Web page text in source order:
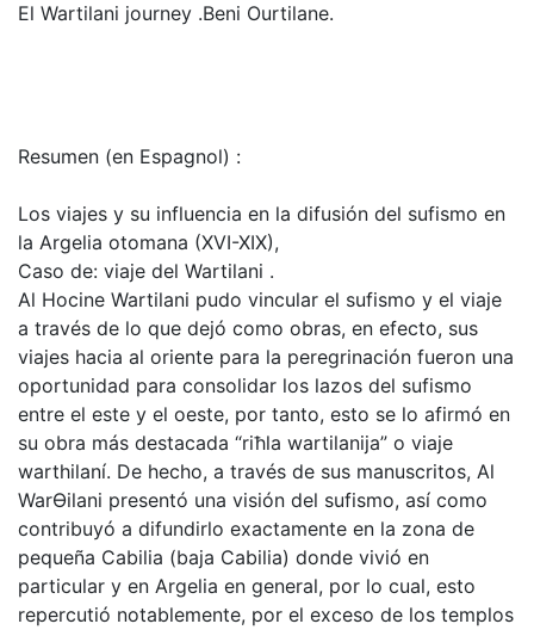
El Wartilani journey .Beni Ourtilane.
Resumen (en Espagnol) :
Los viajes y su influencia en la difusión del sufismo en
la Argelia otomana (XVI-XIX),
Caso de: viaje del Wartilani .
Al Hocine Wartilani pudo vincular el sufismo y el viaje
a través de lo que dejó como obras, en efecto, sus
viajes hacia al oriente para la peregrinación fueron una
oportunidad para consolidar los lazos del sufismo
entre el este y el oeste, por tanto, esto se lo afirmó en
su obra más destacada “riħla wartilanija” o viaje
warthilaní. De hecho, a través de sus manuscritos, Al
WarƟilani presentó una visión del sufismo, así como
contribuyó a difundirlo exactamente en la zona de
pequeña Cabilia (baja Cabilia) donde vivió en
particular y en Argelia en general, por lo cual, esto
repercutió notablemente, por el exceso de los templos